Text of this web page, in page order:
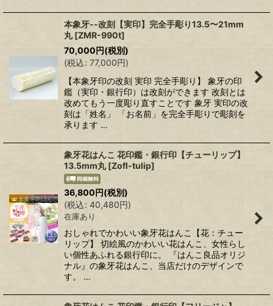
本象牙--改刻【実印】完全手彫り13.5〜21mm
丸 [ZMR-990t]
70,000円(税別)
(税込: 77,000円)
【本象牙印の改刻 実印 完全手彫り】 象牙の印
鑑（実印・銀行印）は改刻ができます 改刻とは
改めてもう一度彫り直すことです 象牙 実印の改
刻は「姓名」 「お名前」を完全手彫りで彫刻を
承ります …
象牙花はんこ 花印鑑・銀行印【チューリップ】
13.5mm丸 [Zofl-tulip]
36,800円(税別)
(税込: 40,480円)
在庫あり
おしゃれでかわいい象牙花はんこ【花：チュー
リップ】 切絵風のかわいい花はんこ、女性らし
い個性あふれる銀行印に。 『はんこ良品オリジ
ナル』の象牙花はんこ、当店だけのデザインで
す。 …